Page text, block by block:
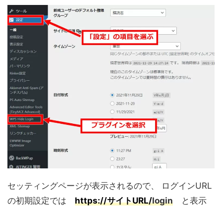
セッティングページが表示されるので、 ログインURL
の初期設定では https://サイトURL/login と表示